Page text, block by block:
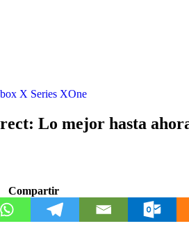
X Series XOne
Lo mejor hasta
Compartir